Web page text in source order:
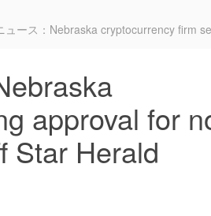
ュース：Nebraska cryptocurrency firm
approval for
Star Herald